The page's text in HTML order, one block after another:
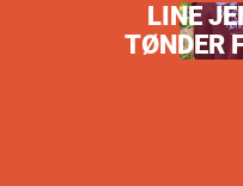
LINE
TØNDER